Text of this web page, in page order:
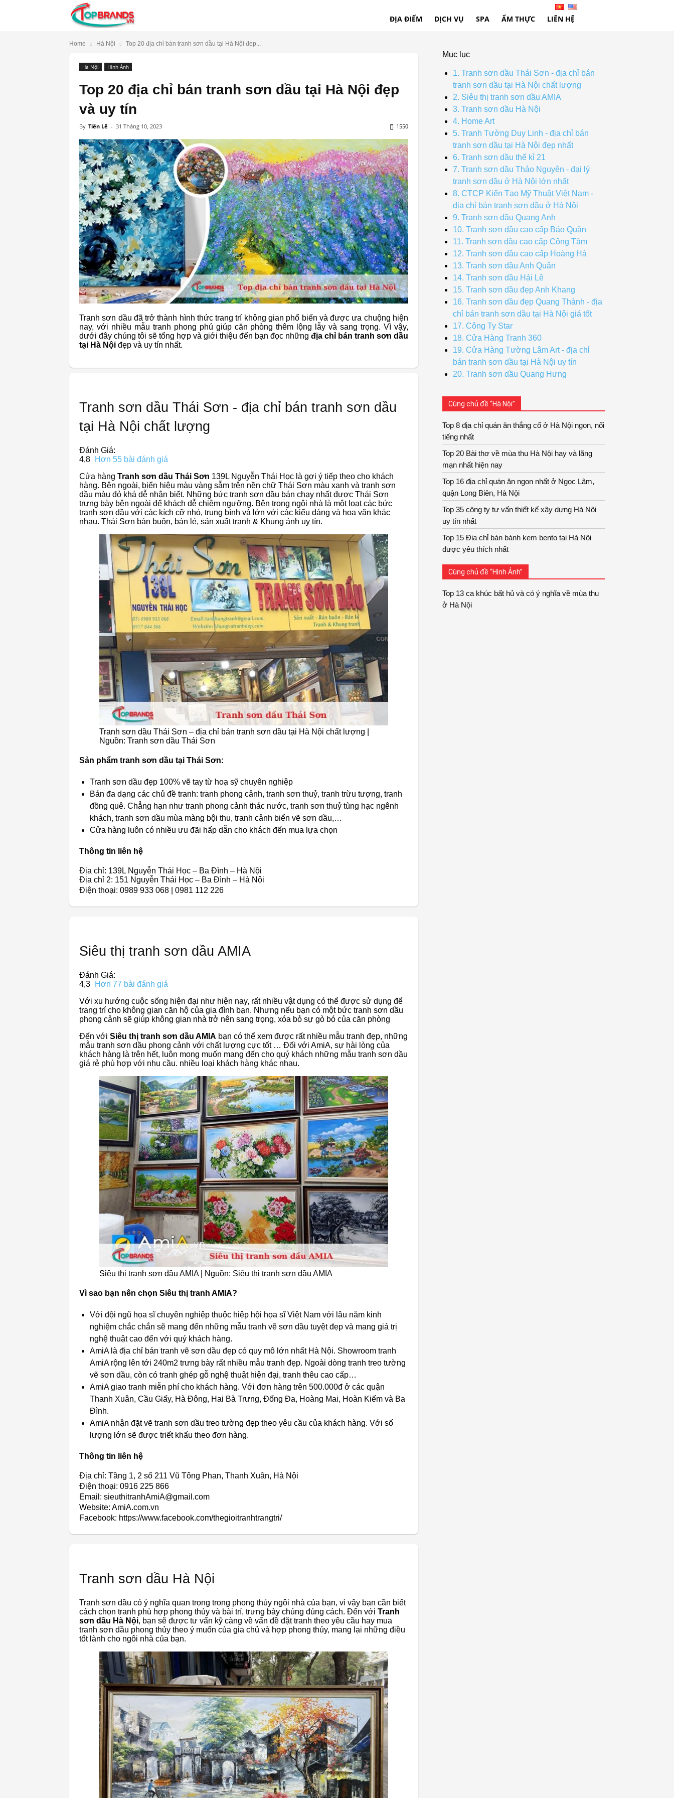
ĐỊA ĐIỂM DỊCH VỤ SPA ẨM THỰC LIÊN HỆ
Home Hà Nội Top 20 địa chỉ bán tranh sơn dầu tại Hà Nội đẹp...
Hà Nội Hình Ảnh
Top 20 địa chỉ bán tranh sơn dầu tại Hà Nội đẹp
và uy tín
By Tiến Lê - 31 Tháng 10, 2023 1550
Tranh sơn dầu đã trở thành hình thức trang trí không gian phổ biến và được ưa chuộng hiện
nay, với nhiều mẫu tranh phong phú giúp căn phòng thêm lộng lẫy và sang trọng. Vì vậy,
dưới đây chúng tôi sẽ tổng hợp và giới thiệu đến bạn đọc những địa chỉ bán tranh sơn dầu
tại Hà Nội đẹp và uy tín nhất.
Tranh sơn dầu Thái Sơn - địa chỉ bán tranh sơn dầu
tại Hà Nội chất lượng
Đánh Giá:
4,8
Hơn 55 bài đánh giá
Cửa hàng Tranh sơn dầu Thái Sơn 139L Nguyễn Thái Học là gợi ý tiếp theo cho khách
hàng. Bên ngoài, biển hiệu màu vàng sẫm trên nền chữ Thái Sơn màu xanh và tranh sơn
dầu màu đỏ khá dễ nhận biết. Những bức tranh sơn dầu bán chạy nhất được Thái Sơn
trưng bày bên ngoài để khách dễ chiêm ngưỡng. Bên trong ngôi nhà là một loạt các bức
tranh sơn dầu với các kích cỡ nhỏ, trung bình và lớn với các kiểu dáng và hoa văn khác
nhau. Thái Sơn bán buôn, bán lẻ, sản xuất tranh & Khung ảnh uy tín.
Tranh sơn dầu Thái Sơn – địa chỉ bán tranh sơn dầu tại Hà Nội chất lượng |
Nguồn: Tranh sơn dầu Thái Sơn
Sản phẩm tranh sơn dầu tại Thái Sơn:
Tranh sơn dầu đẹp 100% vẽ tay từ hoạ sỹ chuyên nghiệp
Bán đa dạng các chủ đề tranh: tranh phong cảnh, tranh sơn thuỷ, tranh trừu tượng, tranh
đồng quê. Chẳng hạn như tranh phong cảnh thác nước, tranh sơn thuỷ tùng hạc ngênh
khách, tranh sơn dầu mùa màng bội thu, tranh cảnh biển vẽ sơn dầu,…
Cửa hàng luôn có nhiều ưu đãi hấp dẫn cho khách đến mua lựa chọn
Thông tin liên hệ
Địa chỉ: 139L Nguyễn Thái Học – Ba Đình – Hà Nội
Địa chỉ 2: 151 Nguyễn Thái Học – Ba Đình – Hà Nội
Điện thoại: 0989 933 068 | 0981 112 226
Siêu thị tranh sơn dầu AMIA
Đánh Giá:
4,3
Hơn 77 bài đánh giá
Với xu hướng cuộc sống hiện đại như hiện nay, rất nhiều vật dụng có thể được sử dụng để
trang trí cho không gian căn hộ của gia đình bạn. Nhưng nếu bạn có một bức tranh sơn dầu
phong cảnh sẽ giúp không gian nhà trở nên sang trọng, xóa bỏ sự gò bó của căn phòng
Đến với Siêu thị tranh sơn dầu AMIA bạn có thể xem được rất nhiều mẫu tranh đẹp, những
mẫu tranh sơn dầu phong cảnh với chất lượng cực tốt … Đối với AmiA, sự hài lòng của
khách hàng là trên hết, luôn mong muốn mang đến cho quý khách những mẫu tranh sơn dầu
giá rẻ phù hợp với nhu cầu. nhiều loại khách hàng khác nhau.
Siêu thị tranh sơn dầu AMIA | Nguồn: Siêu thị tranh sơn dầu AMIA
Vì sao bạn nên chọn Siêu thị tranh AMIA?
Với đội ngũ họa sĩ chuyên nghiệp thuộc hiệp hội họa sĩ Việt Nam với lâu năm kinh
nghiệm chắc chắn sẽ mang đến những mẫu tranh vẽ sơn dầu tuyệt đẹp và mang giá trị
nghệ thuật cao đến với quý khách hàng.
AmiA là địa chỉ bán tranh vẽ sơn dầu đẹp có quy mô lớn nhất Hà Nội. Showroom tranh
AmiA rộng lên tới 240m2 trưng bày rất nhiều mẫu tranh đẹp. Ngoài dòng tranh treo tường
vẽ sơn dầu, còn có tranh ghép gỗ nghệ thuật hiện đại, tranh thêu cao cấp…
AmiA giao tranh miễn phí cho khách hàng. Với đơn hàng trên 500.000đ ở các quận
Thanh Xuân, Cầu Giấy, Hà Đông, Hai Bà Trưng, Đống Đa, Hoàng Mai, Hoàn Kiếm và Ba
Đình.
AmiA nhận đặt vẽ tranh sơn dầu treo tường đẹp theo yêu cầu của khách hàng. Với số
lượng lớn sẽ được triết khấu theo đơn hàng.
Thông tin liên hệ
Địa chỉ: Tầng 1, 2 số 211 Vũ Tông Phan, Thanh Xuân, Hà Nội
Điện thoại: 0916 225 866
Email: sieuthitranhAmiA@gmail.com
Website: AmiA.com.vn
Facebook: https://www.facebook.com/thegioitranhtrangtri/
Tranh sơn dầu Hà Nội
Tranh sơn dầu có ý nghĩa quan trọng trong phong thủy ngôi nhà của bạn, vì vậy bạn cần biết
cách chọn tranh phù hợp phong thủy và bài trí, trưng bày chúng đúng cách. Đến với Tranh
sơn dầu Hà Nội, bạn sẽ được tư vấn kỹ càng về vấn đề đặt tranh theo yêu cầu hay mua
tranh sơn dầu phong thủy theo ý muốn của gia chủ và hợp phong thủy, mang lại những điều
tốt lành cho ngôi nhà của bạn.
Mục lục
1. Tranh sơn dầu Thái Sơn - địa chỉ bán
tranh sơn dầu tại Hà Nội chất lượng
2. Siêu thị tranh sơn dầu AMIA
3. Tranh sơn dầu Hà Nội
4. Home Art
5. Tranh Tường Duy Linh - địa chỉ bán
tranh sơn dầu tại Hà Nội đẹp nhất
6. Tranh sơn dầu thế kỉ 21
7. Tranh sơn dầu Thảo Nguyên - đại lý
tranh sơn dầu ở Hà Nội lớn nhất
8. CTCP Kiến Tạo Mỹ Thuật Việt Nam -
địa chỉ bán tranh sơn dầu ở Hà Nội
9. Tranh sơn dầu Quang Anh
10. Tranh sơn dầu cao cấp Bảo Quân
11. Tranh sơn dầu cao cấp Công Tâm
12. Tranh sơn dầu cao cấp Hoàng Hà
13. Tranh sơn dầu Anh Quân
14. Tranh sơn dầu Hải Lê
15. Tranh sơn dầu đẹp Anh Khang
16. Tranh sơn dầu đẹp Quang Thành - địa
chỉ bán tranh sơn dầu tại Hà Nội giá tốt
17. Công Ty Star
18. Cửa Hàng Tranh 360
19. Cửa Hàng Tường Lâm Art - địa chỉ
bán tranh sơn dầu tại Hà Nội uy tín
20. Tranh sơn dầu Quang Hưng
Cùng chủ đề “Hà Nội”
Top 8 địa chỉ quán ăn thắng cố ở Hà Nội ngon, nổi
tiếng nhất
Top 20 Bài thơ về mùa thu Hà Nội hay và lãng
mạn nhất hiện nay
Top 16 địa chỉ quán ăn ngon nhất ở Ngọc Lâm,
quận Long Biên, Hà Nội
Top 35 công ty tư vấn thiết kế xây dựng Hà Nội
uy tín nhất
Top 15 Địa chỉ bán bánh kem bento tại Hà Nội
được yêu thích nhất
Cùng chủ đề “Hình Ảnh”
Top 13 ca khúc bất hủ và có ý nghĩa về mùa thu
ở Hà Nội